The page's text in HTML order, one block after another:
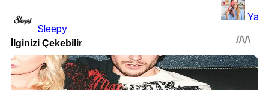
Sleepy